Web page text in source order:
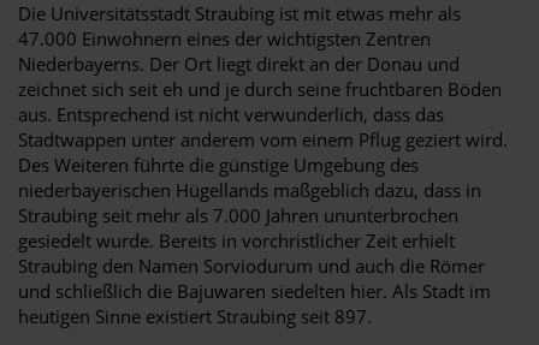
Die Universitätsstadt Straubing ist mit etwas mehr als
47.000 Einwohnern eines der wichtigsten Zentren
Niederbayerns. Der Ort liegt direkt an der Donau und
zeichnet sich seit eh und je durch seine fruchtbaren Böden
aus. Entsprechend ist nicht verwunderlich, dass das
Stadtwappen unter anderem vom einem Pflug geziert wird.
Des Weiteren führte die günstige Umgebung des
niederbayerischen Hügellands maßgeblich dazu, dass in
Straubing seit mehr als 7.000 Jahren ununterbrochen
gesiedelt wurde. Bereits in vorchristlicher Zeit erhielt
Straubing den Namen Sorviodurum und auch die Römer
und schließlich die Bajuwaren siedelten hier. Als Stadt im
heutigen Sinne existiert Straubing seit 897.